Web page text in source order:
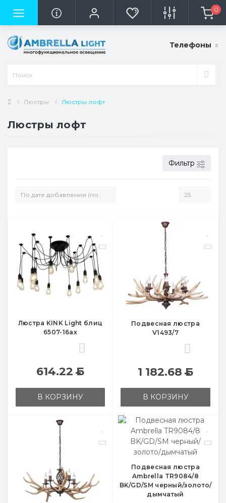
0
Телефоны
Люстры Люстры лофт
Люстры лофт
Фильтр
Люстра KINK Light блиц
6507-16ax
614.22Б
В КОРЗИНУ
Подвесная люстра
V1493/7
1 182.68Б
В КОРЗИНУ
Подвесная люстра
Ambrella TR9084/8
BK/GD/SM черный/золото/
дымчатый